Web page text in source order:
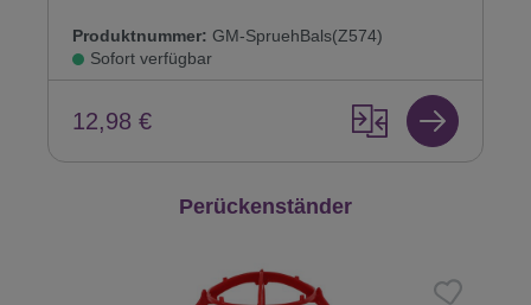
Produktnummer: GM-SpruehBals(Z574)
Sofort verfügbar
12,98 €
Produktgalerie überspringen
Perückenständer